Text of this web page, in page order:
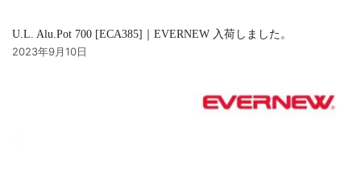
U.L. Alu.Pot 700 [ECA385]｜EVERNEW 入荷しました。
2023年9月10日